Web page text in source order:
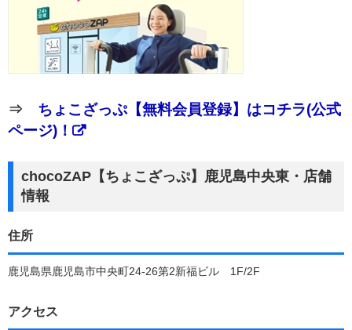
⇒ ちょこざっぷ【無料会員登録】はコチラ(公式
ページ)！
chocoZAP【ちょこざっぷ】鹿児島中央東・店舗
情報
住所
鹿児島県鹿児島市中央町24-26第2新福ビル 1F/2F
アクセス